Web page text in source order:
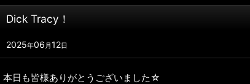
Dick Tracy！
2025年06 月12日
本日も皆様ありがとうございました☆